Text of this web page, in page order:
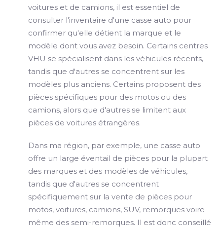
voitures et de camions, il est essentiel de
consulter l'inventaire d'une casse auto pour
confirmer qu'elle détient la marque et le
modèle dont vous avez besoin. Certains centres
VHU se spécialisent dans les véhicules récents,
tandis que d'autres se concentrent sur les
modèles plus anciens. Certains proposent des
pièces spécifiques pour des motos ou des
camions, alors que d'autres se limitent aux
pièces de voitures étrangères.
Dans ma région, par exemple, une casse auto
offre un large éventail de pièces pour la plupart
des marques et des modèles de véhicules,
tandis que d'autres se concentrent
spécifiquement sur la vente de pièces pour
motos, voitures, camions, SUV, remorques voire
même des semi-remorques. Il est donc conseillé